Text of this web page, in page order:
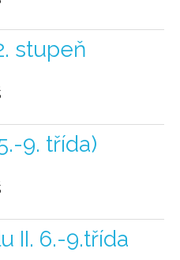
stupeň
9. třída)
II. 6.-9.třída